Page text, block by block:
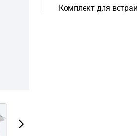
Комплект для